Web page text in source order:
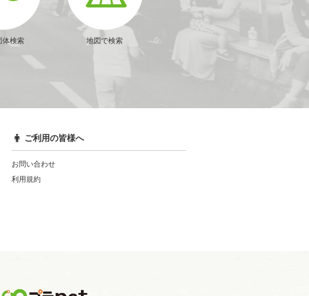
体検索 地図で検索
ご利用の皆様へ
お問い合わせ
利用規約